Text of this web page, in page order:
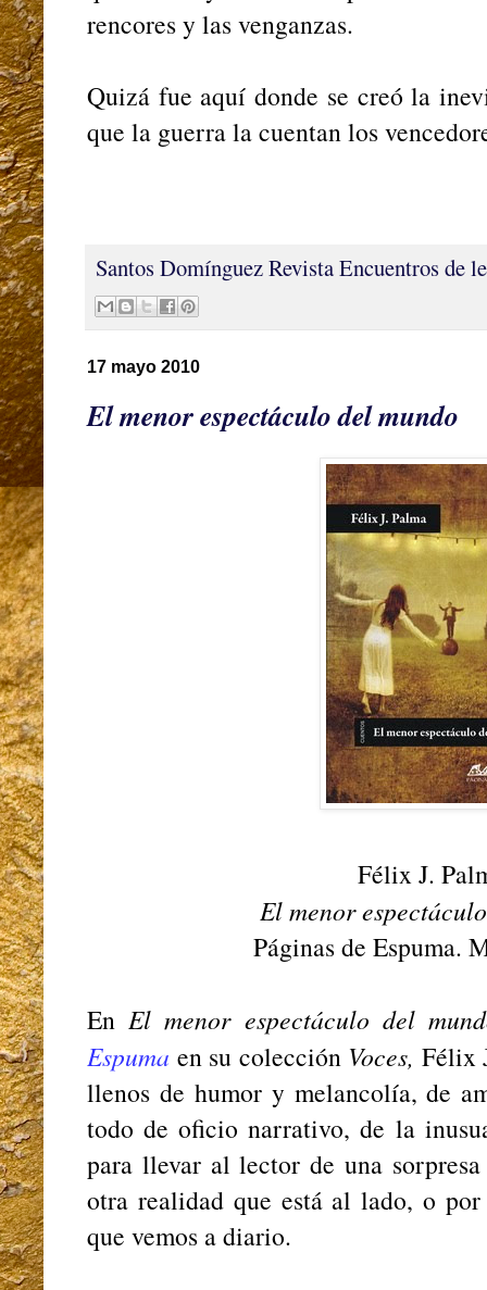
rencores y las venganzas.
Quizá fue aquí donde se creó la
que la guerra la cuentan los
Santos DomínguezRevista Encuentros de
17 mayo 2010
El menor espectáculo del mundo
Félix J.
El menor
Páginas de Espuma.
EnEl menor espectáculo del
Espuma en su colección Voces, Félix
llenos de humor y melancolía, de
todo de oficio narrativo, de la
para llevar al lector de una
otra realidad que está al lado, o
que vemos a diario.